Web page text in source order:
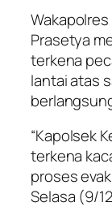
Prasetya
terkena
lantai atas
“Kapolsek
terkena
proses
Selasa (9/